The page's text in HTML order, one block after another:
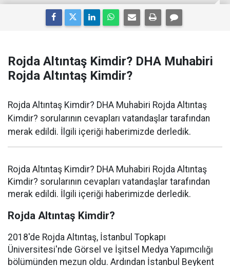
Rojda Altıntaş Kimdir? DHA Muhabiri
Rojda Altıntaş Kimdir?
Rojda Altıntaş Kimdir? DHA Muhabiri Rojda Altıntaş
Kimdir? sorularının cevapları vatandaşlar tarafından
merak edildi. İlgili içeriği haberimizde derledik.
Rojda Altıntaş Kimdir? DHA Muhabiri Rojda Altıntaş
Kimdir? sorularının cevapları vatandaşlar tarafından
merak edildi. İlgili içeriği haberimizde derledik.
Rojda Altıntaş Kimdir?
2018'de Rojda Altıntaş, İstanbul Topkapı
Üniversitesi'nde Görsel ve İşitsel Medya Yapımcılığı
bölümünden mezun oldu. Ardından İstanbul Beykent